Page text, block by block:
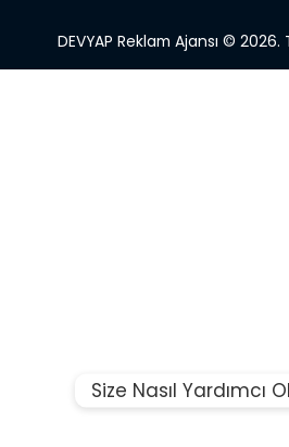
DEVYAP Reklam Ajansı © 2026.
Size Nasıl Yardımcı